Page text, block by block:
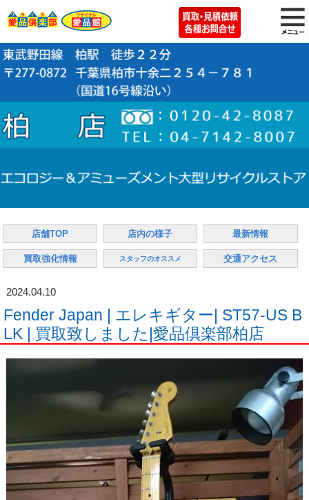
店舗TOP 店内の様子 最新情報
買取強化情報 スタッフのオススメ 交通アクセス
2024.04.10
Fender Japan | エレキギター| ST57-US B
LK | 買取致しました|愛品倶楽部柏店